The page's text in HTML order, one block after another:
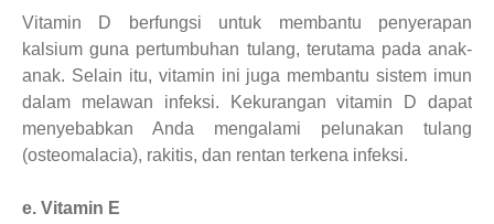
Vitamin D berfungsi untuk membantu penyerapan
kalsium guna pertumbuhan tulang, terutama pada anak-
anak. Selain itu, vitamin ini juga membantu sistem imun
dalam melawan infeksi. Kekurangan vitamin D dapat
menyebabkan Anda mengalami pelunakan tulang
(osteomalacia), rakitis, dan rentan terkena infeksi.
e. Vitamin E